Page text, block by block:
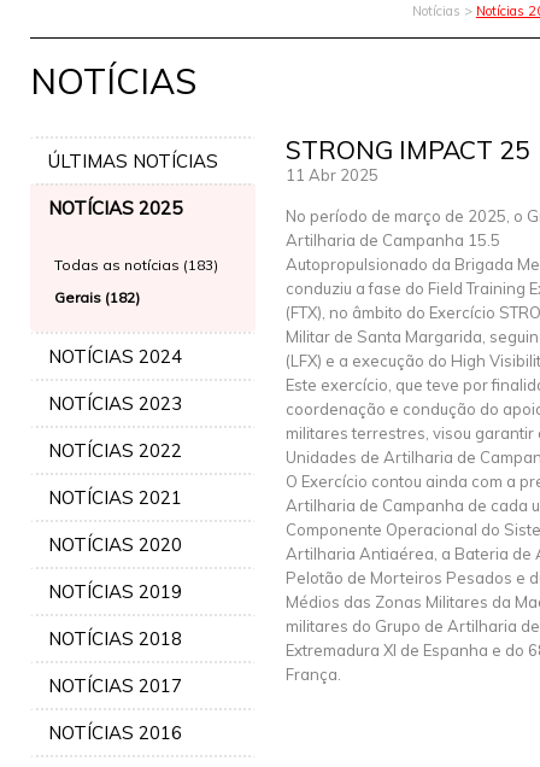
Notícias > Notícias
NOTÍCIAS
ÚLTIMAS NOTÍCIAS
NOTÍCIAS 2025
Todas as notícias (183)
Gerais (182)
NOTÍCIAS 2024
NOTÍCIAS 2023
NOTÍCIAS 2022
NOTÍCIAS 2021
NOTÍCIAS 2020
NOTÍCIAS 2019
NOTÍCIAS 2018
NOTÍCIAS 2017
NOTÍCIAS 2016
STRONG IMPACT 25
11 Abr 2025
No período de março de 2025, o
Artilharia de Campanha 15.5
Autopropulsionado da Brigada
conduziu a fase do Field Training
(FTX), no âmbito do Exercício
Militar de Santa Margarida,
(LFX) e a execução do High
Este exercício, que teve por
coordenação e condução do
militares terrestres, visou
Unidades de Artilharia de
O Exercício contou ainda com a
Artilharia de Campanha de cada
Componente Operacional do
Artilharia Antiaérea, a Bateria de
Pelotão de Morteiros Pesados e
Médios das Zonas Militares da
militares do Grupo de Artilharia
Extremadura XI de Espanha e do
França.